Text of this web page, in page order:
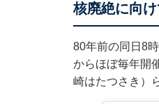
核廃絶に向け
80年前の同日8
からほぼ毎年開
崎はたつさき）